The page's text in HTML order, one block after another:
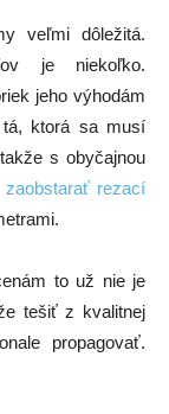
veľmi dôležitá.
je niekoľko.
jeho výhodám
tá, ktorá sa musí
s obyčajnou
zaobstarať rezací
to už nie je
tešiť z kvalitnej
propagovať.